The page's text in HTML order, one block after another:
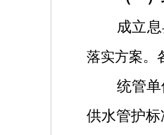
成立
落实方案。
统管
供水管护标